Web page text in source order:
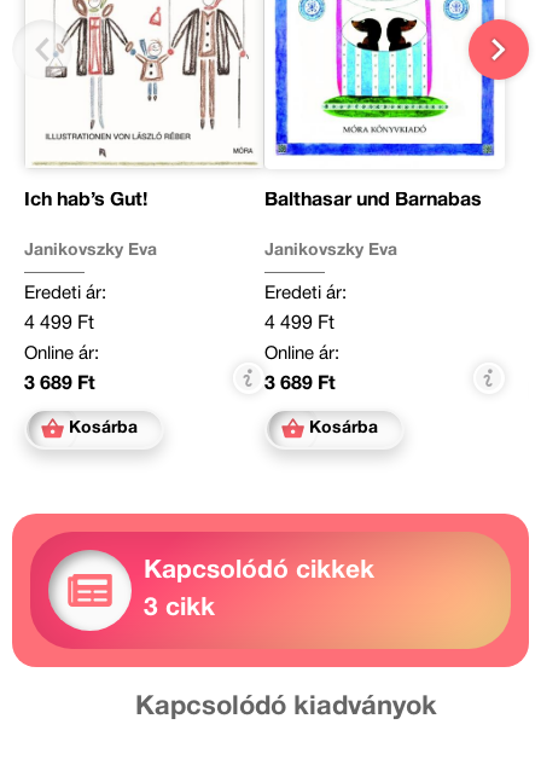
Ich hab’s Gut!
Janikovszky Éva
Eredeti ár:
4 499 Ft
Online ár:
3 689 Ft
Kosárba
Balthasar und Barnabas
Janikovszky Éva
Eredeti ár:
4 499 Ft
Online ár:
3 689 Ft
Kosárba
Kapcsolódó cikkek
3 cikk
Kapcsolódó kiadványok